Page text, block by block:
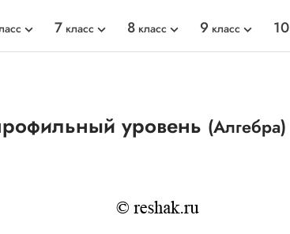
7 класс 8 класс 9 класс 10
уровень (Алгебра)